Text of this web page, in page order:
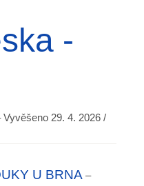
-
Vyvěšeno 29. 4. 2026 /
U BRNA –